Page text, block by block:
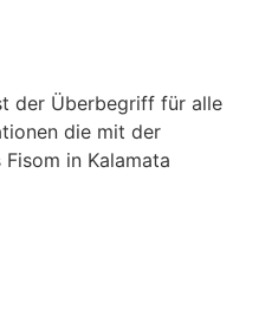
der Überbegriff für alle
die mit der
in Kalamata